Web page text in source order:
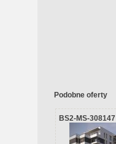
Podobne oferty
BS2-MS-308147